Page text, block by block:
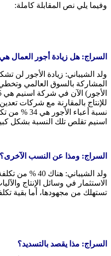
وفيما يلي نص المقابلة كاملة:
السراج: هل زيادة أجور العمال
ولد الشيباني: زيادة الأجور لن
المشاركة بالسوق العالمي
للإنتاج بالمقارنة مع شركات
نسبة أعباء
اسنيم تقلص تلك النسبة بشكل
السراج: ومذا عن النسب الآخرى؟
ولد الشيباني:
الاستثمار في وسائل الإنتاج
تستهلك من مجهودها، أما بقية
السراج: مذا يقصد بالتسديد؟